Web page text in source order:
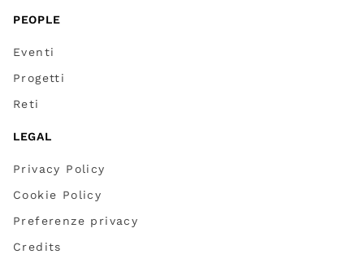
PEOPLE
Eventi
Progetti
Reti
LEGAL
Privacy Policy
Cookie Policy
Preferenze privacy
Credits